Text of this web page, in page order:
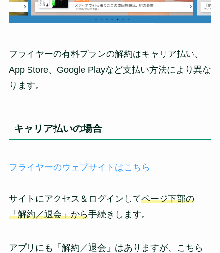
フライヤーの有料プランの解約はキャリア払い、
App Store、Google Playなど支払い方法により異な
ります。
キャリア払いの場合
フライヤーのウェブサイトはこちら
サイトにアクセス＆ログインしてページ下部の
「解約／退会」から手続きします。
アプリにも「解約／退会」はありますが、こちら